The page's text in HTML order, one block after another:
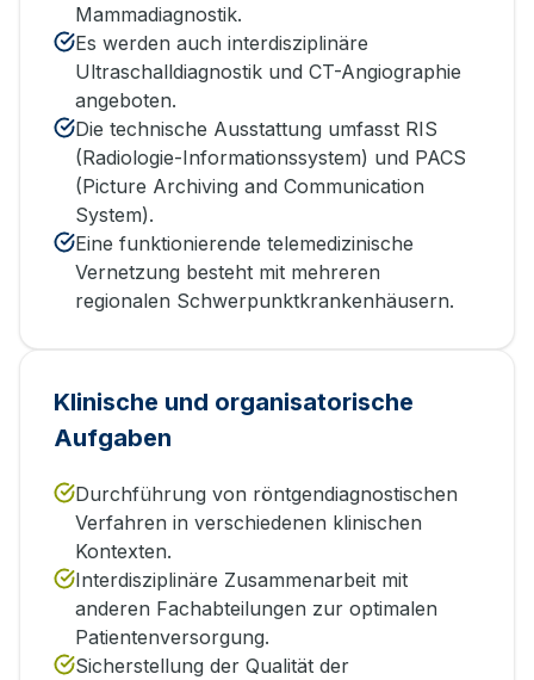
Mammadiagnostik.
Es werden auch interdisziplinäre
Ultraschalldiagnostik und CT-Angiographie
angeboten.
Die technische Ausstattung umfasst RIS
(Radiologie-Informationssystem) und PACS
(Picture Archiving and Communication
System).
Eine funktionierende telemedizinische
Vernetzung besteht mit mehreren
regionalen Schwerpunktkrankenhäusern.
Klinische und organisatorische
Aufgaben
Durchführung von röntgendiagnostischen
Verfahren in verschiedenen klinischen
Kontexten.
Interdisziplinäre Zusammenarbeit mit
anderen Fachabteilungen zur optimalen
Patientenversorgung.
Sicherstellung der Qualität der